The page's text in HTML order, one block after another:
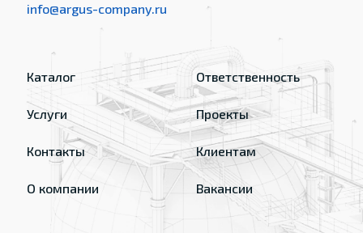
info@argus-company.ru
Каталог
Услуги
Контакты
О компании
Ответственность
Проекты
Клиентам
Вакансии